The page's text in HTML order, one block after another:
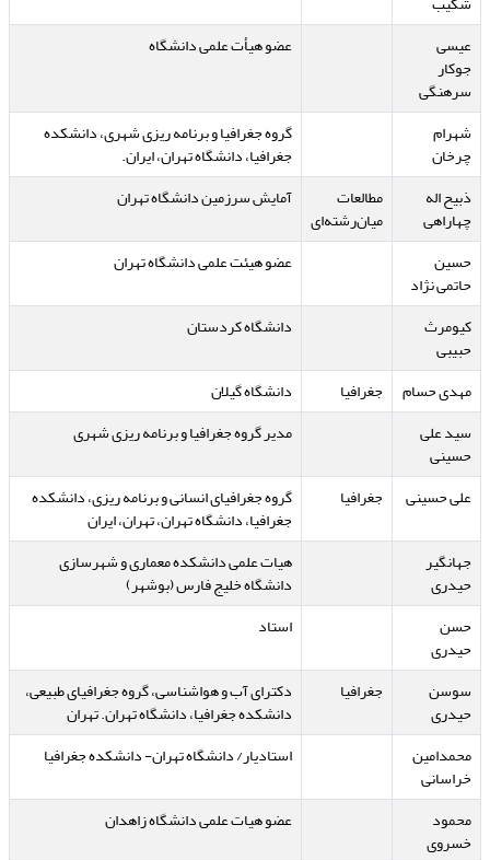
عیسی
جوکار
سرهنگی
عضو هیأت علمی دانشگاه
شهرام
چرخان
گروه جغرافیا و برنامه ریزی شهری، دانشکده
جغرافیا، دانشگاه تهران، ایران.
ذبیح اله
چهاراهی
مطالعات
میان‌رشته‌ای
آمایش سرزمین دانشگاه تهران
حسین
حاتمی نژاد
عضو هیئت علمی دانشگاه تهران
کیومرث
حبیبی
دانشگاه کردستان
مهدی حسام جغرافیا
دانشگاه گیلان
سید علی
حسینی
مدیر گروه جغرافیا و برنامه ریزی شهری
علی حسینی جغرافیا گروه جغرافیای انسانی و برنامه ریزی، دانشکده
جغرافیا، دانشگاه تهران، تهران، ایران
جهانگیر
حیدری
هیات علمی دانشکده معماری و شهرسازی
دانشگاه خلیج فارس (بوشهر)
حسن
حیدری
استاد
سوسن
حیدری
جغرافیا دکترای آب و هواشناسی، گروه جغرافیای طبیعی،
دانشکده جغرافیا، دانشگاه تهران. تهران
محمدامین
خراسانی
استادیار/ دانشگاه تهران- دانشکده جغرافیا
محمود
خسروی
عضو هیات علمی دانشگاه زاهدان